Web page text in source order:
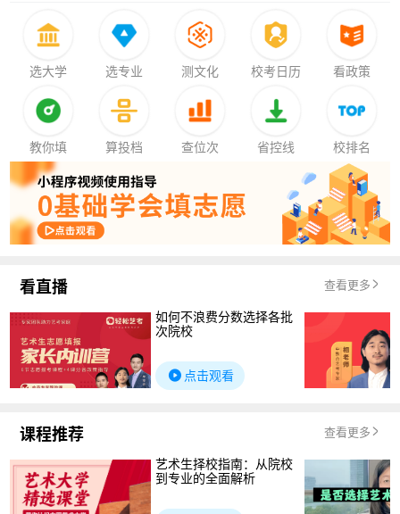
香港中文大学（深圳）2023年夏季高考招生简章
选大学 选专业 测文化 校考日历 看政策
教你填 算投档 查位次 省控线 校排名
看直播 查看更多
如何不浪费分数选择各批
次院校
点击观看
课程推荐 查看更多
艺术生择校指南：从院校
到专业的全面解析